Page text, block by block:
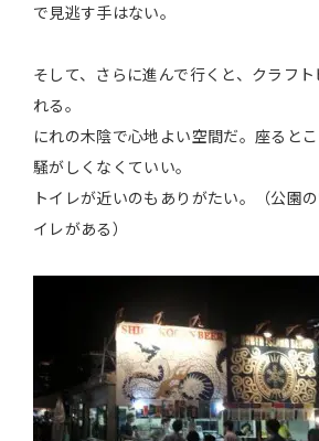
で見逃す手はない。
そして、さらに進んで行くと、クラフ
れる。
にれの木陰で心地よい空間だ。座るとこ
騒がしくなくていい。
トイレが近いのもありがたい。（公園
イレがある）